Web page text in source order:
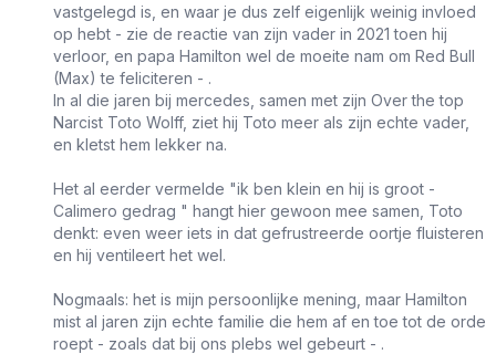
vastgelegd is, en waar je dus zelf eigenlijk weinig invloed
op hebt - zie de reactie van zijn vader in 2021 toen hij
verloor, en papa Hamilton wel de moeite nam om Red Bull
(Max) te feliciteren - .
In al die jaren bij mercedes, samen met zijn Over the top
Narcist Toto Wolff, ziet hij Toto meer als zijn echte vader,
en kletst hem lekker na.
Het al eerder vermelde "ik ben klein en hij is groot -
Calimero gedrag " hangt hier gewoon mee samen, Toto
denkt: even weer iets in dat gefrustreerde oortje fluisteren
en hij ventileert het wel.
Nogmaals: het is mijn persoonlijke mening, maar Hamilton
mist al jaren zijn echte familie die hem af en toe tot de orde
roept - zoals dat bij ons plebs wel gebeurt - .